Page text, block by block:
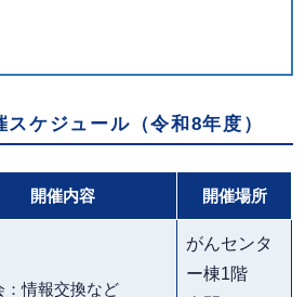
スケジュール（令和8年度）
開催内容 開催場所
：情報交換など
がんセンタ
ー棟1階